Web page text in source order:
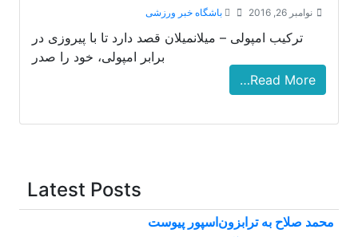
نوامبر 26, 2016 باشگاه خبر ورزشی
ترکیب امپولی – میلانمیلان قصد دارد تا با پیروزی در
برابر امپولی، خود را صدر
Read More…
Latest Posts
محمد صلاح به ترابزون‌اسپور پیوست